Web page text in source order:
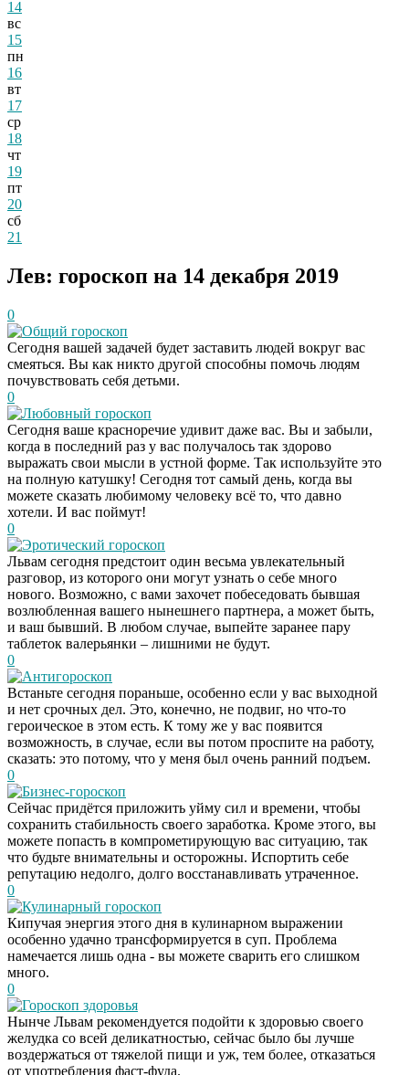
14
вс
15
пн
16
вт
17
ср
18
чт
19
пт
20
сб
21
Лев: гороскоп на 14 декабря 2019
0
Общий гороскоп
Сегодня вашей задачей будет заставить людей вокруг вас
смеяться. Вы как никто другой способны помочь людям
почувствовать себя детьми.
0
Любовный гороскоп
Сегодня ваше красноречие удивит даже вас. Вы и забыли,
когда в последний раз у вас получалось так здорово
выражать свои мысли в устной форме. Так используйте это
на полную катушку! Сегодня тот самый день, когда вы
можете сказать любимому человеку всё то, что давно
хотели. И вас поймут!
0
Эротический гороскоп
Львам сегодня предстоит один весьма увлекательный
разговор, из которого они могут узнать о себе много
нового. Возможно, с вами захочет побеседовать бывшая
возлюбленная вашего нынешнего партнера, а может быть,
и ваш бывший. В любом случае, выпейте заранее пару
таблеток валерьянки – лишними не будут.
0
Антигороскоп
Встаньте сегодня пораньше, особенно если у вас выходной
и нет срочных дел. Это, конечно, не подвиг, но что-то
героическое в этом есть. К тому же у вас появится
возможность, в случае, если вы потом проспите на работу,
сказать: это потому, что у меня был очень ранний подъем.
0
Бизнес-гороскоп
Сейчас придётся приложить уйму сил и времени, чтобы
сохранить стабильность своего заработка. Кроме этого, вы
можете попасть в компрометирующую вас ситуацию, так
что будьте внимательны и осторожны. Испортить себе
репутацию недолго, долго восстанавливать утраченное.
0
Кулинарный гороскоп
Кипучая энергия этого дня в кулинарном выражении
особенно удачно трансформируется в суп. Проблема
намечается лишь одна - вы можете сварить его слишком
много.
0
Гороскоп здоровья
Нынче Львам рекомендуется подойти к здоровью своего
желудка со всей деликатностью, сейчас было бы лучше
воздержаться от тяжелой пищи и уж, тем более, отказаться
от употребления фаст-фуда.
Даже самый
запущенный грибок
исчезнет с корнем,
если перед сном…